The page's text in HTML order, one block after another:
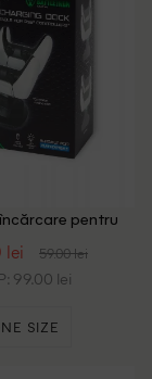
pentru
negru
lei 59.00 lei
99.00 lei
SIZE